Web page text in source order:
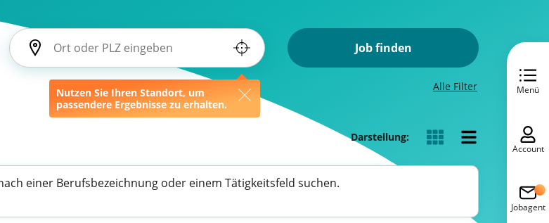
Nutzen Sie Ihren Standort, um
passendere Ergebnisse zu erhalten.
Job finden
Alle Filter
Darstellung:
einer Berufsbezeichnung oder einem Tätigkeitsfeld suchen.
Menü
Account
Jobagent